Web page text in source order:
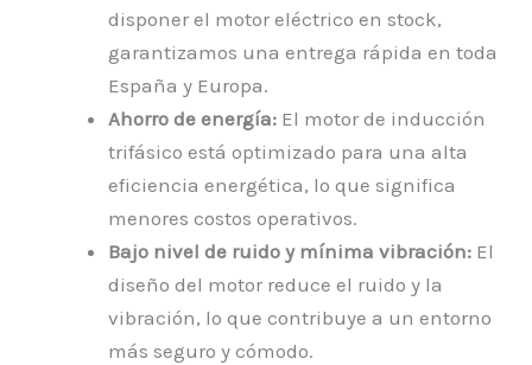
disponer el motor eléctrico en stock,
garantizamos una entrega rápida en toda
España y Europa.
Ahorro de energía: El motor de inducción
trifásico está optimizado para una alta
eficiencia energética, lo que significa
menores costos operativos.
Bajo nivel de ruido y mínima vibración: El
diseño del motor reduce el ruido y la
vibración, lo que contribuye a un entorno
más seguro y cómodo.